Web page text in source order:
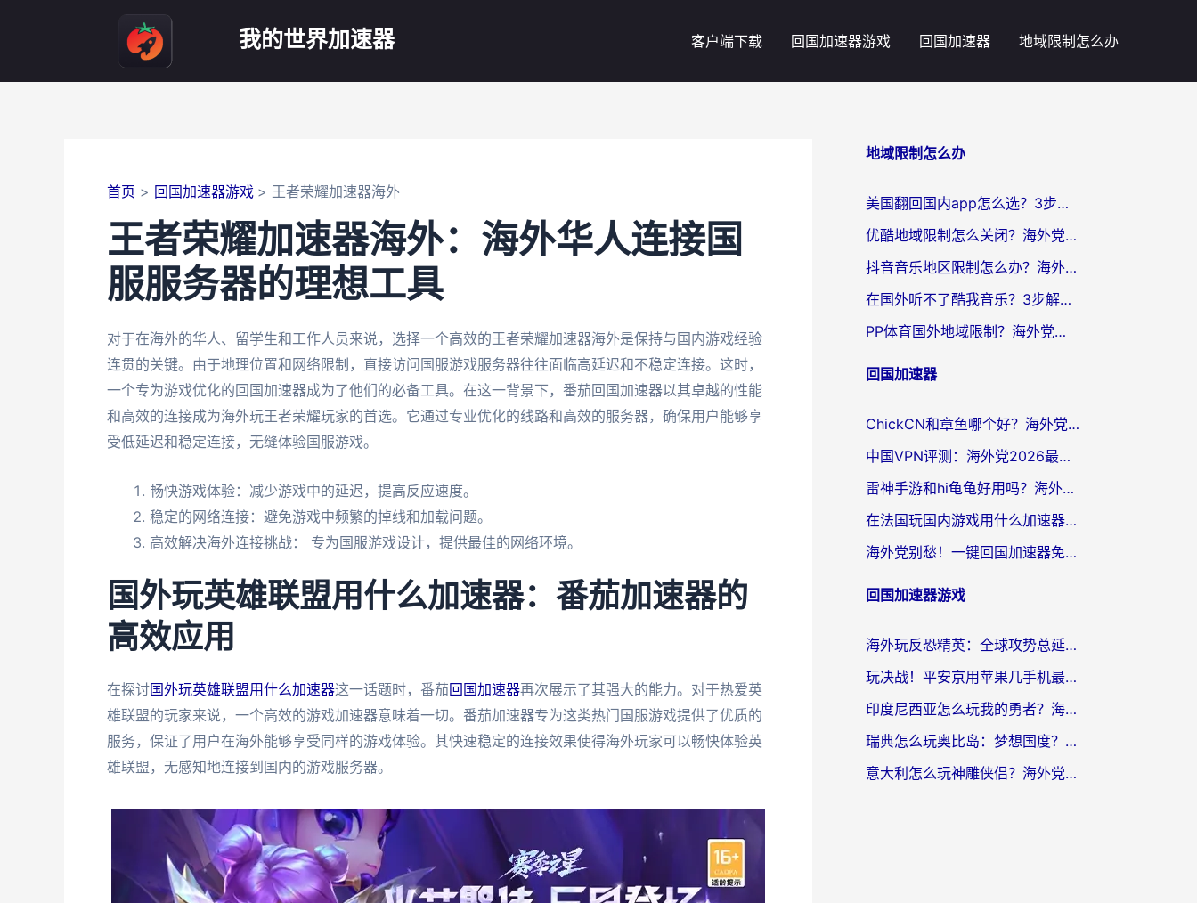
我的世界加速器 客户端下载 回国加速器游戏 回国加速器 地域限制怎么办
首页 回国加速器游戏 王者荣耀加速器海外
王者荣耀加速器海外：海外华人连接国
服服务器的理想工具
对于在海外的华人、留学生和工作人员来说，选择一个高效的王者荣耀加速器海外是保持与国内游戏经验
连贯的关键。由于地理位置和网络限制，直接访问国服游戏服务器往往面临高延迟和不稳定连接。这时，
一个专为游戏优化的回国加速器成为了他们的必备工具。在这一背景下，番茄回国加速器以其卓越的性能
和高效的连接成为海外玩王者荣耀玩家的首选。它通过专业优化的线路和高效的服务器，确保用户能够享
受低延迟和稳定连接，无缝体验国服游戏。
畅快游戏体验：减少游戏中的延迟，提高反应速度。
稳定的网络连接：避免游戏中频繁的掉线和加载问题。
高效解决海外连接挑战： 专为国服游戏设计，提供最佳的网络环境。
国外玩英雄联盟用什么加速器：番茄加速器的
高效应用
在探讨国外玩英雄联盟用什么加速器这一话题时，番茄回国加速器再次展示了其强大的能力。对于热爱英
雄联盟的玩家来说，一个高效的游戏加速器意味着一切。番茄加速器专为这类热门国服游戏提供了优质的
服务，保证了用户在海外能够享受同样的游戏体验。其快速稳定的连接效果使得海外玩家可以畅快体验英
雄联盟，无感知地连接到国内的游戏服务器。
地域限制怎么办
美国翻回国内app怎么选？3步教你无缝刷剧、登12123、访问国内网站
优酷地域限制怎么关闭？海外党亲测有效的追剧加速器选择指南
抖音音乐地区限制怎么办？海外党亲测有效的听歌自由指南
在国外听不了酷我音乐？3步解除手机酷我音乐海外限制，附实测好用加速器
PP体育国外地域限制？海外党看球终极方案：从欧洲杯到奥运会，中文解说不卡顿！
回国加速器
ChickCN和章鱼哪个好？海外党选回国加速器的3个关键维度 + 实用避坑指南
中国VPN评测：海外党2026最全回国加速器选择指南，告别地区限制不踩坑
雷神手游和hi龟龟好用吗？海外党亲测3款回国加速器，教你选对国外到国内加速器
在法国玩国内游戏用什么加速器？2026实测解决延迟卡顿的实用指南
海外党别愁！一键回国加速器免费版怎么选？从踩坑到流畅访问的全攻略
回国加速器游戏
海外玩反恐精英：全球攻势总延迟？从瑞典玩神武4到外国玩黎明觉醒，选对加速器才是关键！
玩决战！平安京用苹果几手机最好？海外党必看的设备+加速器双攻略
印度尼西亚怎么玩我的勇者？海外党国服游戏加速避坑指南（附实况五行师解决方案）
瑞典怎么玩奥比岛：梦想国度？海外党亲测有效的国服游戏加速全攻略
意大利怎么玩神雕侠侣？海外党国服游戏加速终极指南（附欧洲玩王者王国保卫战4不卡技巧）